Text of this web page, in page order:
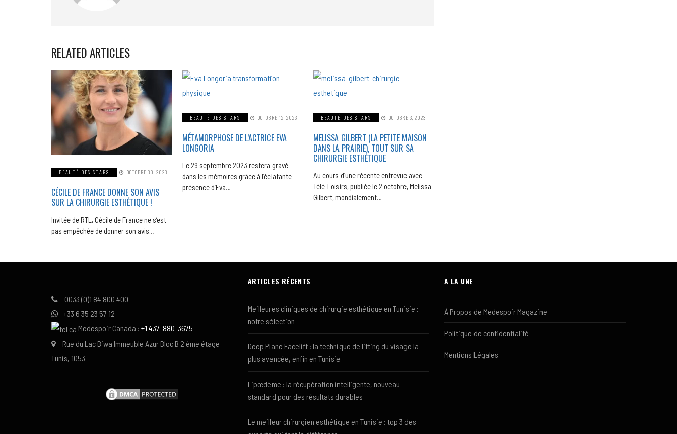
RELATED ARTICLES
BEAUTÉ DES STARS OCTOBRE 30, 2023
CÉCILE DE FRANCE DONNE SON AVIS
SUR LA CHIRURGIE ESTHÉTIQUE !
Invitée de RTL, Cécile de France ne s’est
pas empêchée de donner son avis…
BEAUTÉ DES STARS OCTOBRE 12, 2023
MÉTAMORPHOSE DE L’ACTRICE EVA
LONGORIA
Le 29 septembre 2023 restera gravé
dans les mémoires grâce à l’éclatante
présence d’Eva…
BEAUTÉ DES STARS OCTOBRE 3, 2023
MELISSA GILBERT (LA PETITE MAISON
DANS LA PRAIRIE), TOUT SUR SA
CHIRURGIE ESTHÉTIQUE
Au cours d’une récente entrevue avec
Télé-Loisirs, publiée le 2 octobre, Melissa
Gilbert, mondialement…
0033 (0)1 84 800 400
+33 6 35 23 57 12
Medespoir Canada : +1 437-880-3675
Rue du Lac Biwa Immeuble Azur Bloc B 2 ème étage
Tunis, 1053
ARTICLES RÉCENTS
Meilleures cliniques de chirurgie esthétique en Tunisie :
notre sélection
Deep Plane Facelift : la technique de lifting du visage la
plus avancée, enfin en Tunisie
Lipœdème : la récupération intelligente, nouveau
standard pour des résultats durables
Le meilleur chirurgien esthétique en Tunisie : top 3 des
A LA UNE
À Propos de Medespoir Magazine
Politique de confidentialité
Mentions Légales